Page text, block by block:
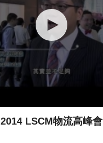
2014 LSCM物流高峰會